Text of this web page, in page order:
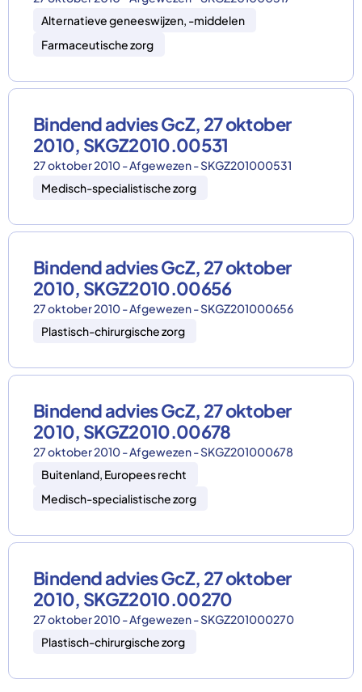
Alternatieve geneeswijzen, -middelen
Farmaceutische zorg
Bindend advies GcZ, 27 oktober
2010, SKGZ2010.00531
27 oktober 2010 - Afgewezen - SKGZ201000531
Medisch-specialistische zorg
Bindend advies GcZ, 27 oktober
2010, SKGZ2010.00656
27 oktober 2010 - Afgewezen - SKGZ201000656
Plastisch-chirurgische zorg
Bindend advies GcZ, 27 oktober
2010, SKGZ2010.00678
27 oktober 2010 - Afgewezen - SKGZ201000678
Buitenland, Europees recht
Medisch-specialistische zorg
Bindend advies GcZ, 27 oktober
2010, SKGZ2010.00270
27 oktober 2010 - Afgewezen - SKGZ201000270
Plastisch-chirurgische zorg